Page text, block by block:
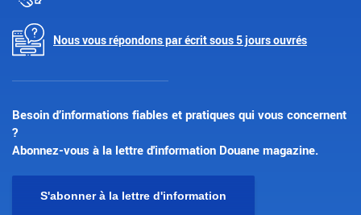
Nous vous répondons par écrit sous 5 jours ouvrés
Besoin d’informations fiables et pratiques qui vous concernent
?
Abonnez-vous à la lettre d'information Douane magazine.
S'abonner à la lettre d'information